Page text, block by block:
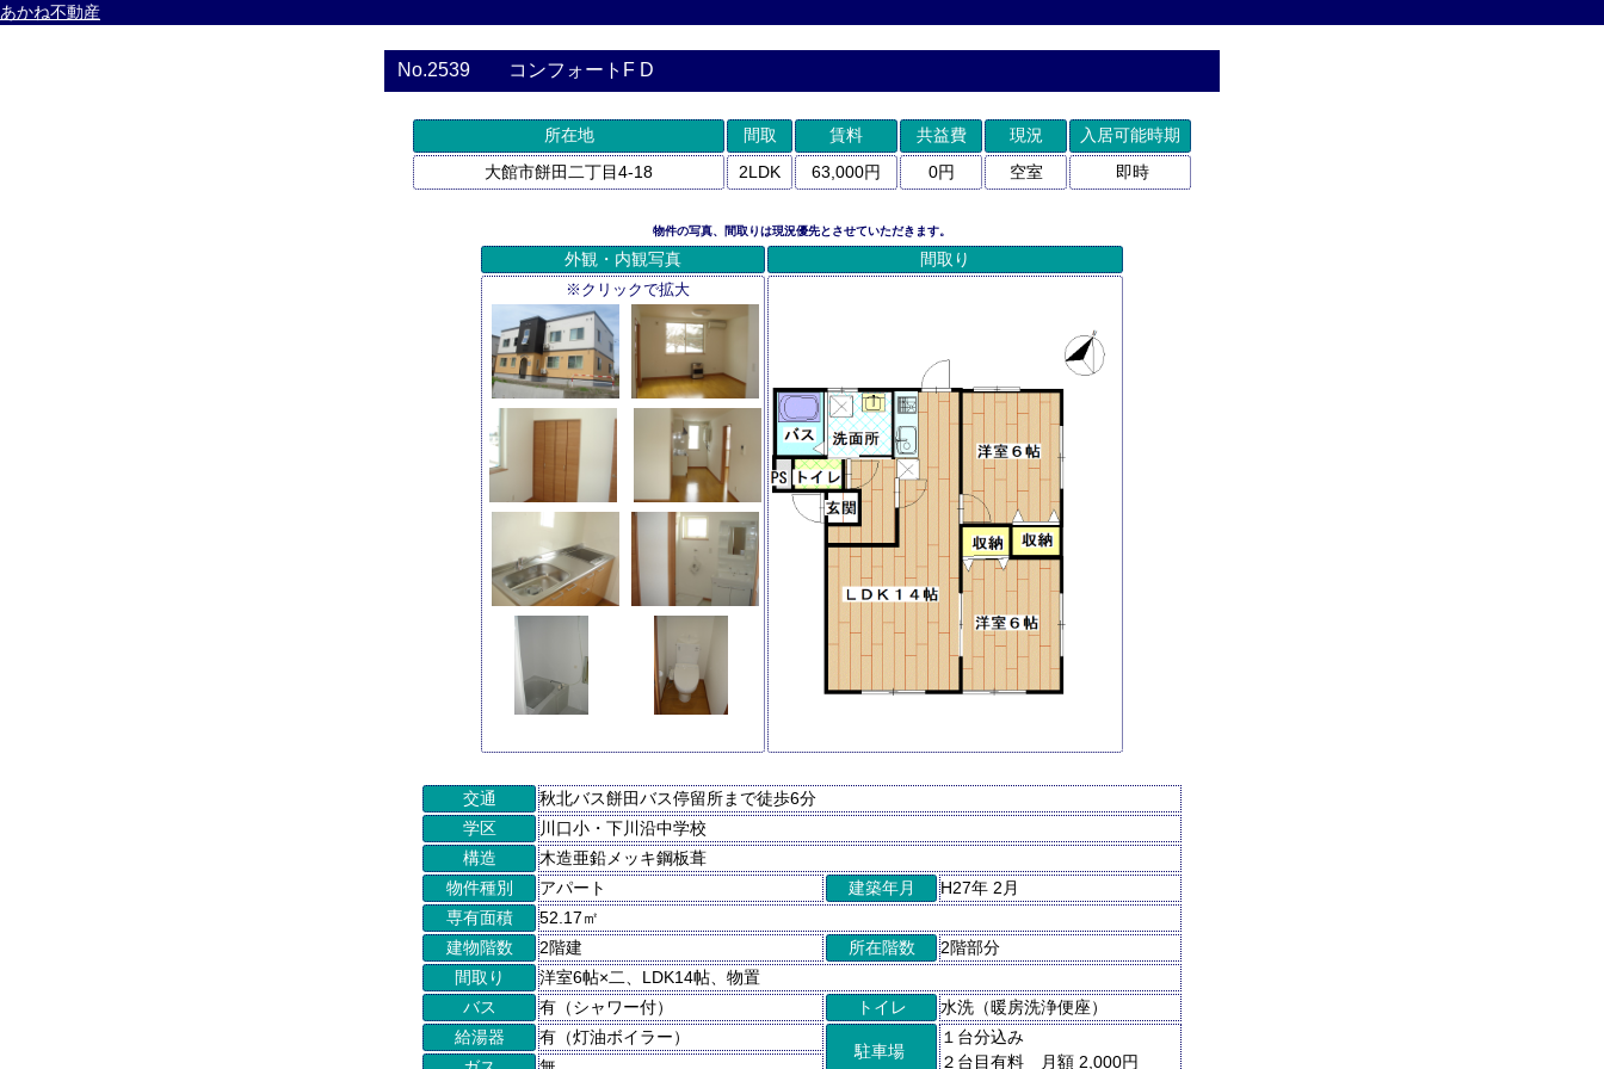
あかね不動産
No.2539 コンフォートF D
所在地 間取 賃料 共益費 現況
入居可能時期
大館市餅田二丁目4-18
2LDK 63,000円 0円 空室 即時
物件の写真、間取りは現況優先とさせていただきます。
外観・内観写真 間取り
※クリックで拡大
交通
秋北バス餅田バス停留所まで徒歩6分
学区
川口小・下川沿中学校
構造
木造亜鉛メッキ鋼板葺
物件種別
アパート 建築年月
H27年 2月
専有面積
52.17㎡
建物階数
2階建 所在階数
2階部分
間取り
洋室6帖×二、LDK14帖、物置
バス
有（シャワー付） トイレ
水洗（暖房洗浄便座）
給湯器
有（灯油ボイラー）
駐車場
１台分込み
２台目有料 月額 2,000円